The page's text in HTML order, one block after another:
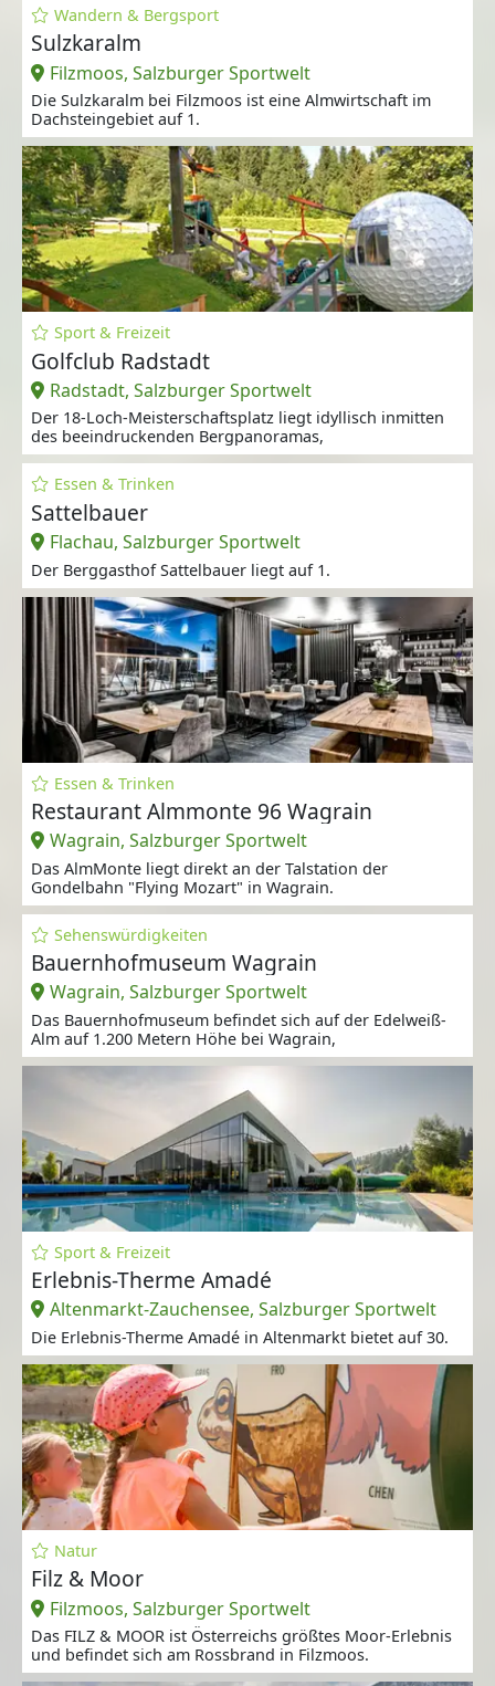
Wandern & Bergsport
Sulzkaralm
Filzmoos, Salzburger Sportwelt
Die Sulzkaralm bei Filzmoos ist eine Almwirtschaft im
Dachsteingebiet auf 1.
Sport & Freizeit
Golfclub Radstadt
Radstadt, Salzburger Sportwelt
Der 18-Loch-Meisterschaftsplatz liegt idyllisch inmitten
des beeindruckenden Bergpanoramas,
Essen & Trinken
Sattelbauer
Flachau, Salzburger Sportwelt
Der Berggasthof Sattelbauer liegt auf 1.
Essen & Trinken
Restaurant Almmonte 96 Wagrain
Wagrain, Salzburger Sportwelt
Das AlmMonte liegt direkt an der Talstation der
Gondelbahn "Flying Mozart" in Wagrain.
Sehenswürdigkeiten
Bauernhofmuseum Wagrain
Wagrain, Salzburger Sportwelt
Das Bauernhofmuseum befindet sich auf der Edelweiß-
Alm auf 1.200 Metern Höhe bei Wagrain,
Sport & Freizeit
Erlebnis-Therme Amadé
Altenmarkt-Zauchensee, Salzburger Sportwelt
Die Erlebnis-Therme Amadé in Altenmarkt bietet auf 30.
Natur
Filz & Moor
Filzmoos, Salzburger Sportwelt
Das FILZ & MOOR ist Österreichs größtes Moor-Erlebnis
und befindet sich am Rossbrand in Filzmoos.